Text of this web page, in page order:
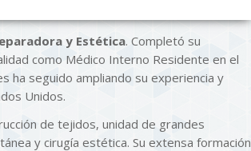
y Estética. Completó su
como Médico Interno Residente en el
ha seguido ampliando su experiencia y
Unidos.
de tejidos, unidad de grandes
y cirugía estética. Su extensa formación